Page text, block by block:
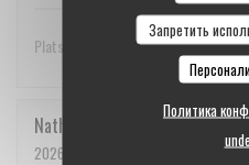
Запретить
Политика
Plats bien présentés et plutôt
Nathalie
2026-07-12